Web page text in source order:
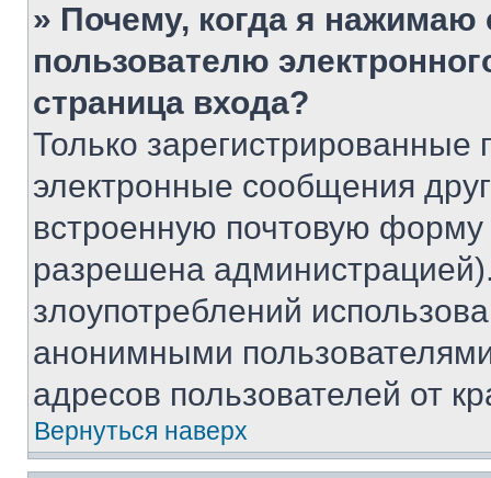
» Почему, когда я нажимаю
пользователю
страница входа?
Только зарегистрированные
электронные сообщения
встроенную почтовую
разрешена
злоупотреблений
анонимными
адресов пользователей от
Вернуться наверх